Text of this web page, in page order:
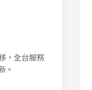
，全台服務
。